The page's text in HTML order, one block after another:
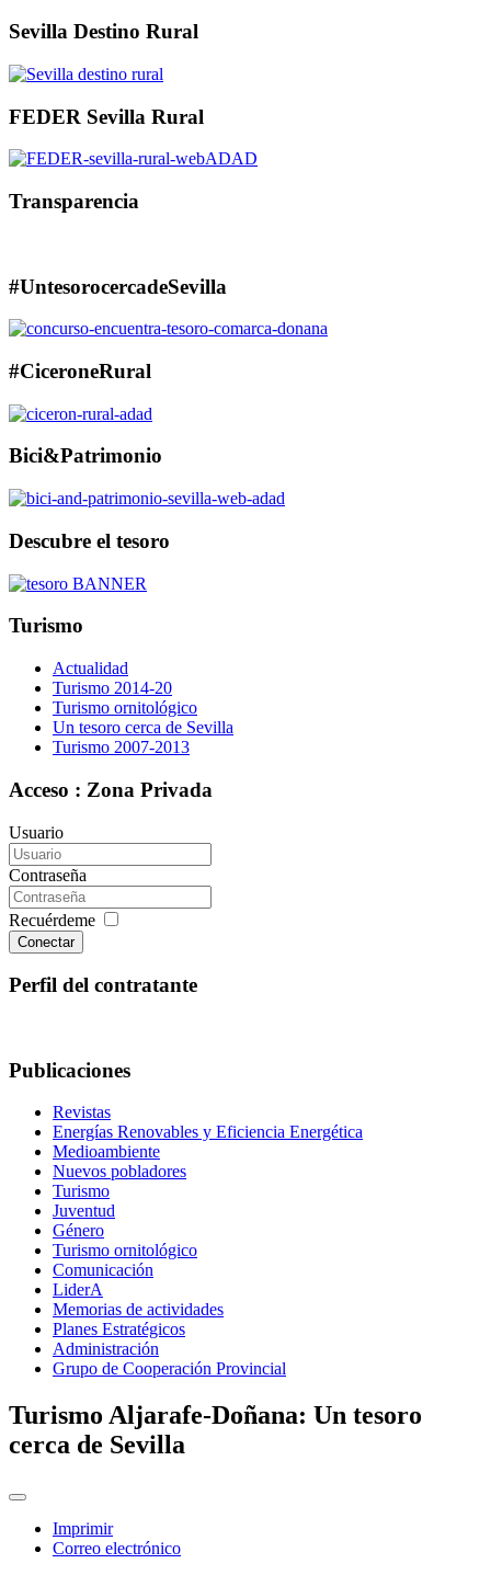
Sevilla Destino Rural
FEDER Sevilla Rural
Transparencia
#UntesorocercadeSevilla
#CiceroneRural
Bici&Patrimonio
Descubre el tesoro
Turismo
Actualidad
Turismo 2014-20
Turismo ornitológico
Un tesoro cerca de Sevilla
Turismo 2007-2013
Acceso : Zona Privada
Usuario
Contraseña
Recuérdeme
Conectar
Perfil del contratante
Publicaciones
Revistas
Energías Renovables y Eficiencia Energética
Medioambiente
Nuevos pobladores
Turismo
Juventud
Género
Turismo ornitológico
Comunicación
LiderA
Memorias de actividades
Planes Estratégicos
Administración
Grupo de Cooperación Provincial
Turismo Aljarafe-Doñana: Un tesoro
cerca de Sevilla
Imprimir
Correo electrónico